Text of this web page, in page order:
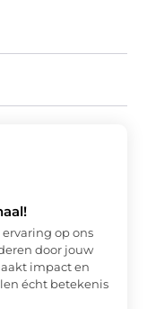
op ons
door jouw
impact en
écht betekenis